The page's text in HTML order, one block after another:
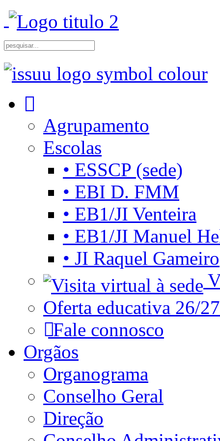
Agrupamento
Escolas
• ESSCP (sede)
• EBI D. FMM
• EB1/JI Venteira
• EB1/JI Manuel
• JI Raquel Gameiro
Oferta educativa 26/27
Fale connosco
Orgãos
Organograma
Conselho Geral
Direção